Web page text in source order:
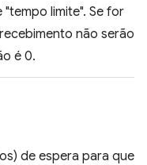
limite". Se for
não serão
é 0.
de espera para que